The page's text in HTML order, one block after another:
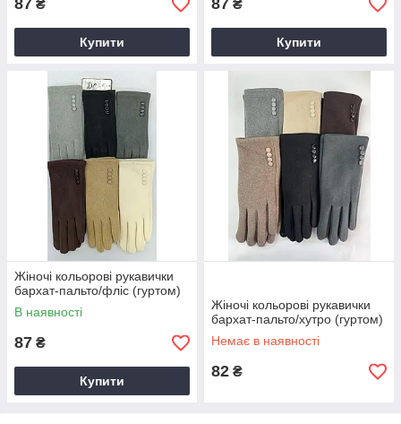
87 ₴
Купити
87 ₴
Купити
Жіночі кольорові рукавички
бархат-пальто/фліс (гуртом)
В наявності
87 ₴
Купити
Жіночі кольорові рукавички
бархат-пальто/хутро (гуртом)
Немає в наявності
82 ₴